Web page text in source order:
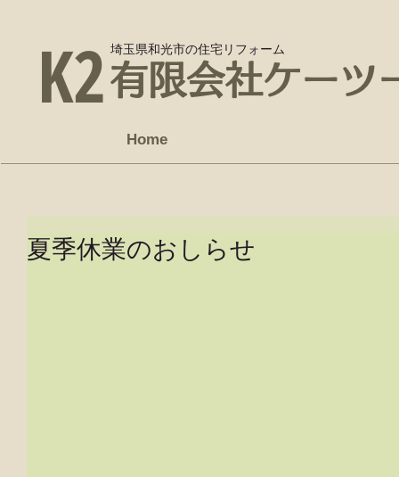
埼玉県和光市の住宅リフォーム
有限会社ケーツ
K2
Home
夏季休業のおしらせ